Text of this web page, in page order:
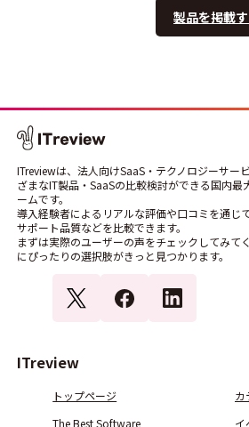
製品を掲載
ITreviewは、法人向けSaaS・テクノロジーサー
ざまなIT製品・SaaSの比較検討ができる国内最
ームです。
導入経験者によるリアルな評価や口コミを通じ
サポート品質などを比較できます。
まずは実際のユーザーの声をチェックしてみて
にぴったりの選択肢がきっと見つかります。
ITreview
トップページ
カ
The Best Software
イ